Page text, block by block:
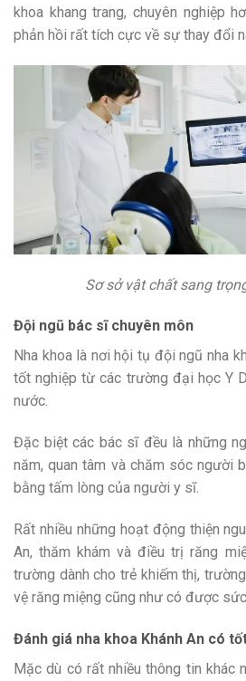
khoa khang trang, chuyên nghiệp
phản hồi rất tích cực về sự thay đổi
Sơ sở vật chất sang
Đội ngũ bác sĩ chuyên môn
Nha khoa là nơi hội tụ đội ngũ nha
tốt nghiệp từ các trường đại học Y
nước.
Đặc biệt các bác sĩ đều là những
năm, quan tâm và chăm sóc người
bằng tấm lòng của người y sĩ.
Rất nhiều những hoạt động thiện
An, thăm khám và điều trị răng
trường dành cho trẻ khiếm thị,
vệ răng miệng cũng như có được
Đánh giá nha khoa Khánh An có
Mặc dù có rất nhiều thông tin khác